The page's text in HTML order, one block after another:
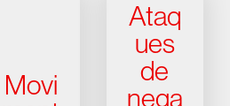
Movi
Ataq
ues
de
nega